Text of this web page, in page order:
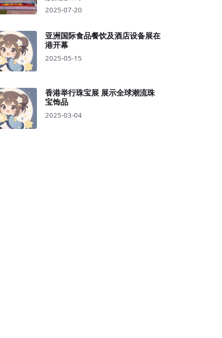
2025-07-20
亚洲国际食品餐饮及酒店设备展在
港开幕
2025-05-15
香港举行珠宝展 展示全球潮流珠
宝饰品
2025-03-04